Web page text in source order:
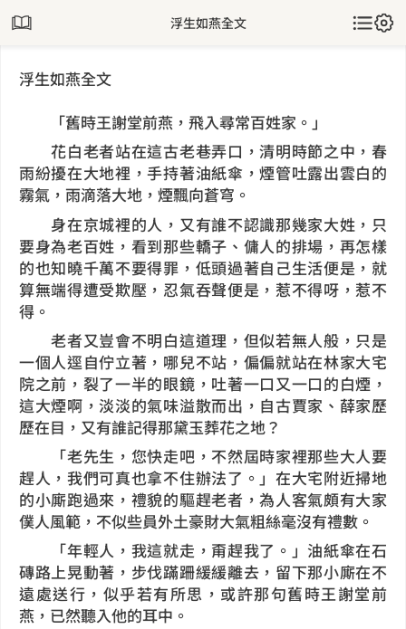
浮生如燕全文
浮生如燕全文
「舊時王謝堂前燕，飛入尋常百姓家。」
花白老者站在這古老巷弄口，清明時節之中，春
雨紛擾在大地裡，手持著油紙傘，煙管吐露出雲白的
霧氣，雨滴落大地，煙飄向蒼穹。
身在京城裡的人，又有誰不認識那幾家大姓，只
要身為老百姓，看到那些轎子、傭人的排場，再怎樣
的也知曉千萬不要得罪，低頭過著自己生活便是，就
算無端得遭受欺壓，忍氣吞聲便是，惹不得呀，惹不
得。
老者又豈會不明白這道理，但似若無人般，只是
一個人逕自佇立著，哪兒不站，偏偏就站在林家大宅
院之前，裂了一半的眼鏡，吐著一口又一口的白煙，
這大煙啊，淡淡的氣味溢散而出，自古賈家、薛家歷
歷在目，又有誰記得那黛玉葬花之地？
「老先生，您快走吧，不然屆時家裡那些大人要
趕人，我們可真也拿不住辦法了。」在大宅附近掃地
的小廝跑過來，禮貌的驅趕老者，為人客氣頗有大家
僕人風範，不似些員外土豪財大氣粗絲毫沒有禮數。
「年輕人，我這就走，甭趕我了。」油紙傘在石
磚路上晃動著，步伐蹣跚緩緩離去，留下那小廝在不
遠處送行，似乎若有所思，或許那句舊時王謝堂前
燕，已然聽入他的耳中。